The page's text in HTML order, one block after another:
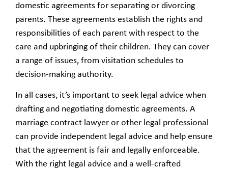
domestic agreements for separating or divorcing
parents. These agreements establish the rights and
responsibilities of each parent with respect to the
care and upbringing of their children. They can cover
a range of issues, from visitation schedules to
decision-making authority.
In all cases, it’s important to seek legal advice when
drafting and negotiating domestic agreements. A
marriage contract lawyer or other legal professional
can provide independent legal advice and help ensure
that the agreement is fair and legally enforceable.
With the right legal advice and a well-crafted